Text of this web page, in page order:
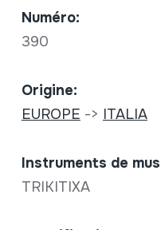
Numéro:
390
Origine:
EUROPE -> ITALIA
Instruments de
TRIKITIXA